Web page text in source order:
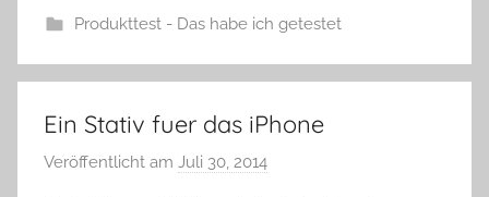
Produkttest - Das habe ich getestet
Ein Stativ fuer das iPhone
Veröffentlicht am Juli 30, 2014